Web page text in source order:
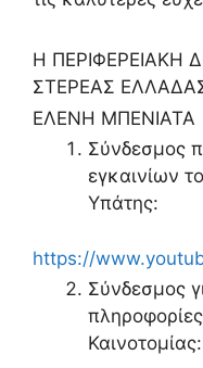
Η ΠΕΡΙΦΕΡΕΙΑΚΗ
ΣΤΕΡΕΑΣ
ΕΛΕΝΗ ΜΠΕΝΙΑΤΑ
Σύνδεσμος
εγκαινίων
Υπάτης:
https://
Σύνδεσμος
Καινοτομίας: